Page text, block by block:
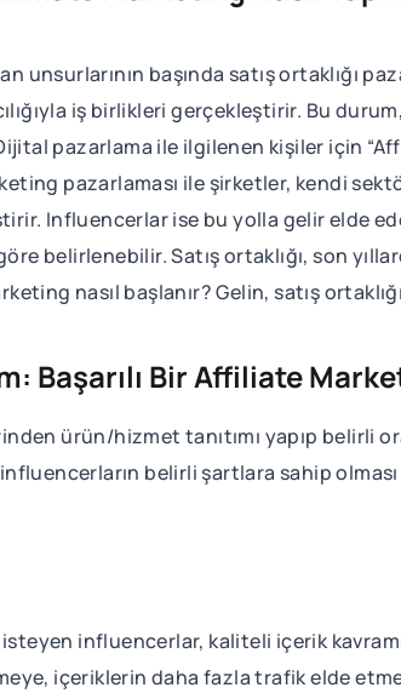
unsurlarının başında satış ortaklığı
iş birlikleri gerçekleştirir. Bu
pazarlama ile ilgilenen kişiler için
pazarlaması ile şirketler, kendi
Influencerlar ise bu yolla gelir elde
belirlenebilir. Satış ortaklığı, son
nasıl başlanır? Gelin, satış
Başarılı Bir Affiliate
ürün/hizmet tanıtımı yapıp belirli
belirli şartlara sahip
influencerlar, kaliteli içerik
içeriklerin daha fazla trafik elde